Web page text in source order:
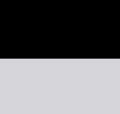
springen